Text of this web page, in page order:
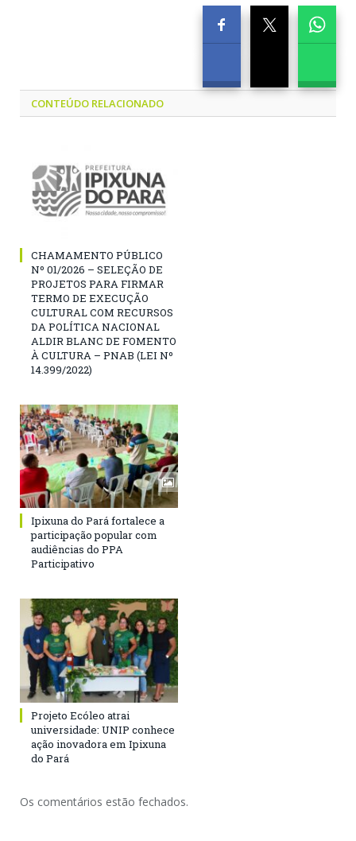
CONTEÚDO RELACIONADO
CHAMAMENTO PÚBLICO
Nº 01/2026 – SELEÇÃO DE
PROJETOS PARA FIRMAR
TERMO DE EXECUÇÃO
CULTURAL COM RECURSOS
DA POLÍTICA NACIONAL
ALDIR BLANC DE FOMENTO
À CULTURA – PNAB (LEI Nº
14.399/2022)
Ipixuna do Pará fortalece a
participação popular com
audiências do PPA
Participativo
Projeto Ecóleo atrai
universidade: UNIP conhece
ação inovadora em Ipixuna
do Pará
Os comentários estão fechados.